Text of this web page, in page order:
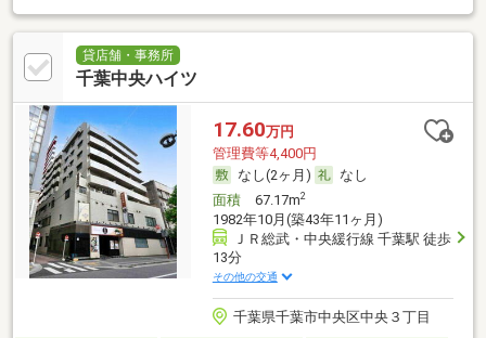
貸店舗・事務所
千葉中央ハイツ
17.60万円
管理費等4,400円
なし(2ヶ月)
なし
面積67.17m2
1982年10月(築43年11ヶ月)
ＪＲ総武・中央緩行線 千葉駅 徒歩
13分
その他の交通
千葉県千葉市中央区中央３丁目